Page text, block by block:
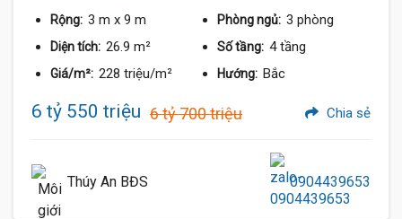
Rộng: 3 m x 9 m Phòng ngủ: 3 phòng
Diện tích: 26.9 m² Số tầng: 4 tầng
Giá/m²: 228 triệu/m² Hướng: Bắc
6 tỷ 550 triệu 6 tỷ 700 triệu Chia sẻ
Thúy An BĐS 0904439653